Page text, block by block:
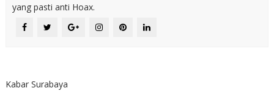
yang pasti anti Hoax.
Kabar Surabaya